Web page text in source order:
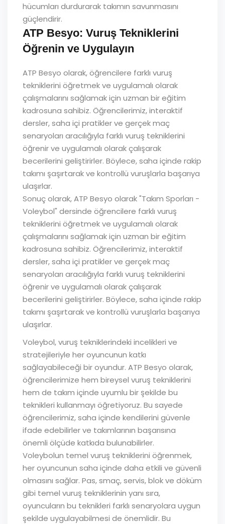
hücumları durdurarak takımın savunmasını
güçlendirir.
ATP Besyo: Vuruş Tekniklerini
Öğrenin ve Uygulayın
ATP Besyo olarak, öğrencilere farklı vuruş
tekniklerini öğretmek ve uygulamalı olarak
çalışmalarını sağlamak için uzman bir eğitim
kadrosuna sahibiz. Öğrencilerimiz, interaktif
dersler, saha içi pratikler ve gerçek maç
senaryoları aracılığıyla farklı vuruş tekniklerini
öğrenir ve uygulamalı olarak çalışarak
becerilerini geliştirirler. Böylece, saha içinde rakip
takımı şaşırtarak ve kontrollü vuruşlarla başarıya
ulaşırlar.
Sonuç olarak, ATP Besyo olarak "Takım Sporları -
Voleybol" dersinde öğrencilere farklı vuruş
tekniklerini öğretmek ve uygulamalı olarak
çalışmalarını sağlamak için uzman bir eğitim
kadrosuna sahibiz. Öğrencilerimiz, interaktif
dersler, saha içi pratikler ve gerçek maç
senaryoları aracılığıyla farklı vuruş tekniklerini
öğrenir ve uygulamalı olarak çalışarak
becerilerini geliştirirler. Böylece, saha içinde rakip
takımı şaşırtarak ve kontrollü vuruşlarla başarıya
ulaşırlar.
Voleybol, vuruş tekniklerindeki incelikleri ve
stratejileriyle her oyuncunun katkı
sağlayabileceği bir oyundur. ATP Besyo olarak,
öğrencilerimize hem bireysel vuruş tekniklerini
hem de takım içinde uyumlu bir şekilde bu
teknikleri kullanmayı öğretiyoruz. Bu sayede
öğrencilerimiz, saha içinde kendilerini güvenle
ifade edebilirler ve takımlarının başarısına
önemli ölçüde katkıda bulunabilirler.
Voleybolun temel vuruş tekniklerini öğrenmek,
her oyuncunun saha içinde daha etkili ve güvenli
olmasını sağlar. Pas, smaç, servis, blok ve döküm
gibi temel vuruş tekniklerinin yanı sıra,
oyuncuların bu teknikleri farklı senaryolara uygun
şekilde uygulayabilmesi de önemlidir. Bu